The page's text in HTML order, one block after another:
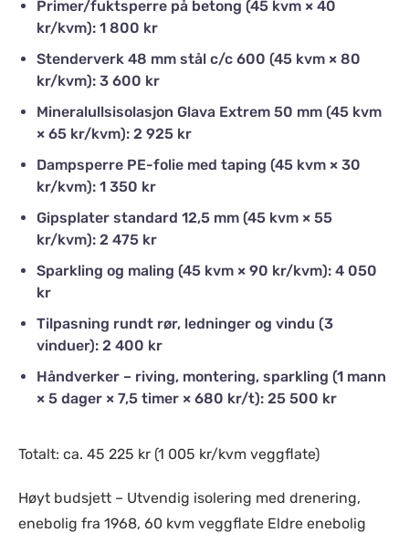
Primer/fuktsperre på betong (45 kvm × 40
kr/kvm): 1 800 kr
Stenderverk 48 mm stål c/c 600 (45 kvm × 80
kr/kvm): 3 600 kr
Mineralullsisolasjon Glava Extrem 50 mm (45 kvm
× 65 kr/kvm): 2 925 kr
Dampsperre PE-folie med taping (45 kvm × 30
kr/kvm): 1 350 kr
Gipsplater standard 12,5 mm (45 kvm × 55
kr/kvm): 2 475 kr
Sparkling og maling (45 kvm × 90 kr/kvm): 4 050
kr
Tilpasning rundt rør, ledninger og vindu (3
vinduer): 2 400 kr
Håndverker – riving, montering, sparkling (1 mann
× 5 dager × 7,5 timer × 680 kr/t): 25 500 kr
Totalt: ca. 45 225 kr (1 005 kr/kvm veggflate)
Høyt budsjett – Utvendig isolering med drenering,
enebolig fra 1968, 60 kvm veggflate Eldre enebolig